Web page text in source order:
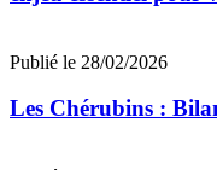
Publié le 28/02/2026
Les Chérubins :